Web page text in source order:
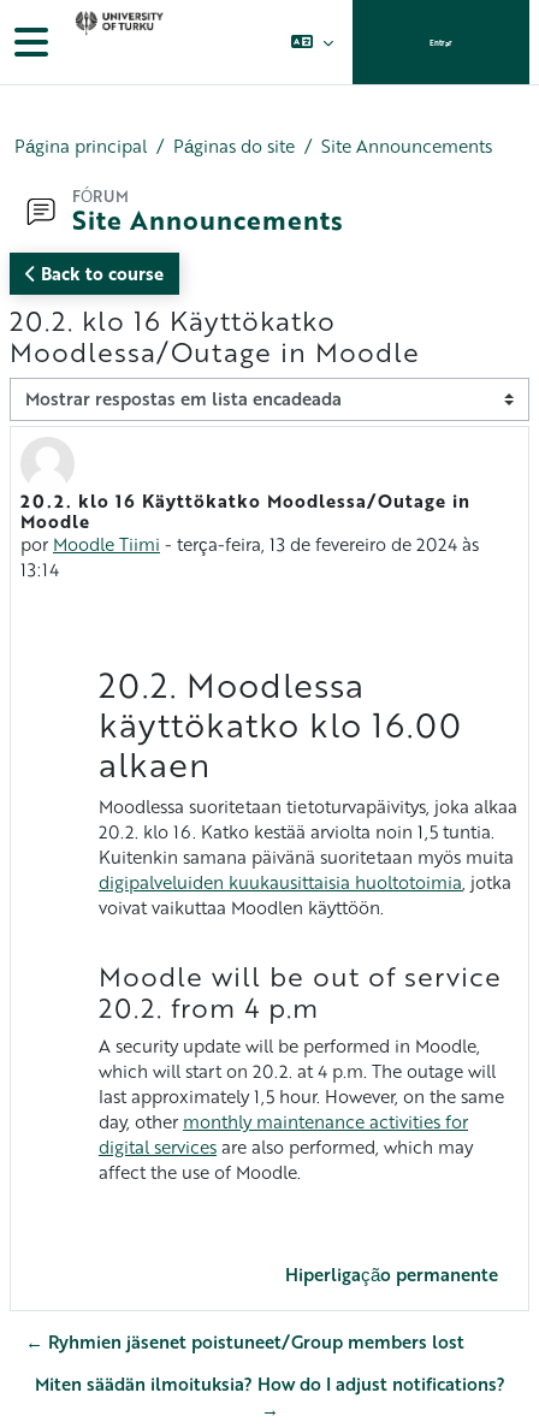
Ir para o conteúdo principal
Painel lateral Entrar
Página principal Páginas do site Site Announcements
FÓRUM
Site Announcements
Back to course
20.2. klo 16 Käyttökatko
Moodlessa/Outage in Moodle
Modo de visualização
20.2. klo 16 Käyttökatko Moodlessa/Outage in
Moodle
por Moodle Tiimi - terça-feira, 13 de fevereiro de 2024 às
13:14
Número de respostas: 0
20.2. Moodlessa
käyttökatko klo 16.00
alkaen
Moodlessa suoritetaan tietoturvapäivitys, joka alkaa
20.2. klo 16. Katko kestää arviolta noin 1,5 tuntia.
Kuitenkin samana päivänä suoritetaan myös muita
digipalveluiden kuukausittaisia huoltotoimia, jotka
voivat vaikuttaa Moodlen käyttöön.
Moodle will be out of service
20.2. from 4 p.m
A security update will be performed in Moodle,
which will start on 20.2. at 4 p.m. The outage will
last approximately 1,5 hour. However, on the same
day, other monthly maintenance activities for
digital servicesare also performed, which may
affect the use of Moodle.
Hiperligação permanente
← Ryhmien jäsenet poistuneet/Group members lost
Miten säädän ilmoituksia? How do I adjust notifications?
→